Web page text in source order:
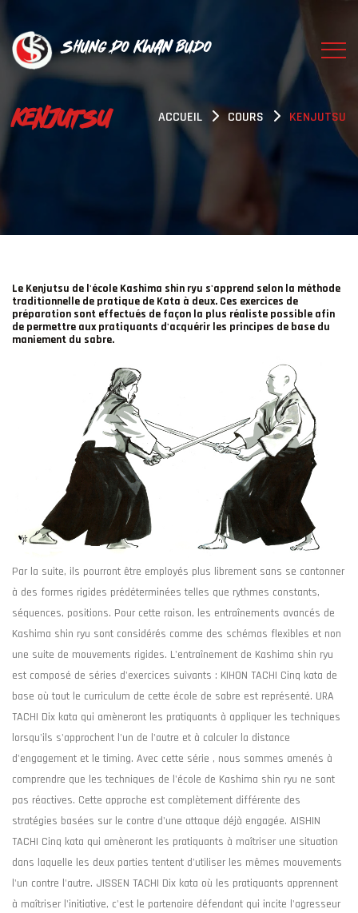
Shung Do Kwan Budo
KENJUTSU ACCUEIL COURS KENJUTSU
Le Kenjutsu de l'école Kashima shin ryu s'apprend selon la méthode
traditionnelle de pratique de Kata à deux. Ces exercices de
préparation sont effectués de façon la plus réaliste possible afin
de permettre aux pratiquants d'acquérir les principes de base du
maniement du sabre.
Par la suite, ils pourront être employés plus librement sans se cantonner
à des formes rigides prédéterminées telles que rythmes constants,
séquences, positions. Pour cette raison, les entraînements avancés de
Kashima shin ryu sont considérés comme des schémas flexibles et non
une suite de mouvements rigides. L'entraînement de Kashima shin ryu
est composé de séries d'exercices suivants : KIHON TACHI Cinq kata de
base où tout le curriculum de cette école de sabre est représenté. URA
TACHI Dix kata qui amèneront les pratiquants à appliquer les techniques
lorsqu'ils s'approchent l'un de l'autre et à calculer la distance
d'engagement et le timing. Avec cette série , nous sommes amenés à
comprendre que les techniques de l'école de Kashima shin ryu ne sont
pas réactives. Cette approche est complètement différente des
stratégies basées sur le contre d'une attaque déjà engagée. AISHIN
TACHI Cinq kata qui amèneront les pratiquants à maîtriser une situation
dans laquelle les deux parties tentent d'utiliser les mêmes mouvements
l'un contre l'autre. JISSEN TACHI Dix kata où les pratiquants apprennent
à maîtriser l'initiative, c'est le partenaire défendant qui incite l'agresseur